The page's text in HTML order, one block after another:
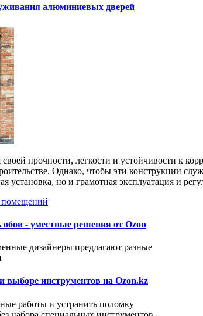
алюминиевых дверей
прочности, легкости и устойчивости к
Однако, чтобы эти конструкции
установка, но и грамотная эксплуатация и
помещений
- уместные решения от Ozon
дизайнеры предлагают разные
выборе инструментов на Ozon.kz
работы и устранить поломку